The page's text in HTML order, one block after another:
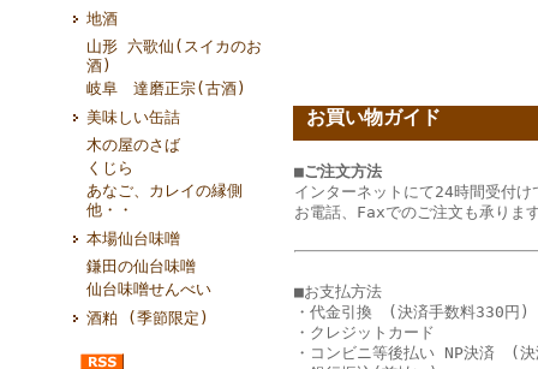
地酒
山形 六歌仙(スイカのお
酒)
岐阜 達磨正宗(古酒)
美味しい缶詰
木の屋のさば
くじら
あなご、カレイの縁側
他・・
本場仙台味噌
鎌田の仙台味噌
仙台味噌せんべい
酒粕 (季節限定)
お買い物ガイド
■ご注文方法
インターネットにて24時間受付け
お電話、Faxでのご注文も承りま
■お支払方法
・代金引換 (決済手数料330円)
・クレジットカード
・コンビニ等後払い NP決済 (